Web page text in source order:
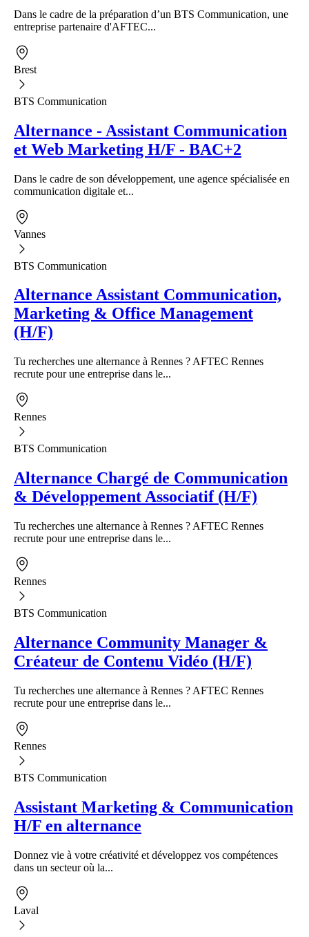
Dans le cadre de la préparation d’un BTS Communication, une
entreprise partenaire d'AFTEC...
Brest
BTS Communication
Alternance - Assistant Communication
et Web Marketing H/F - BAC+2
Dans le cadre de son développement, une agence spécialisée en
communication digitale et...
Vannes
BTS Communication
Alternance Assistant Communication,
Marketing & Office Management
(H/F)
Tu recherches une alternance à Rennes ? AFTEC Rennes
recrute pour une entreprise dans le...
Rennes
BTS Communication
Alternance Chargé de Communication
& Développement Associatif (H/F)
Tu recherches une alternance à Rennes ? AFTEC Rennes
recrute pour une entreprise dans le...
Rennes
BTS Communication
Alternance Community Manager &
Créateur de Contenu Vidéo (H/F)
Tu recherches une alternance à Rennes ? AFTEC Rennes
recrute pour une entreprise dans le...
Rennes
BTS Communication
Assistant Marketing & Communication
H/F en alternance
Donnez vie à votre créativité et développez vos compétences
dans un secteur où la...
Laval